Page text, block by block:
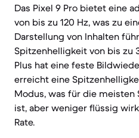
Das Pixel 9 Pro bietet eine
von bis zu 120 Hz, was zu
Darstellung von Inhalten
Spitzenhelligkeit von bis zu
Plus hat eine feste
erreicht eine
Modus, was für die meisten
ist, aber weniger flüssig
Rate.